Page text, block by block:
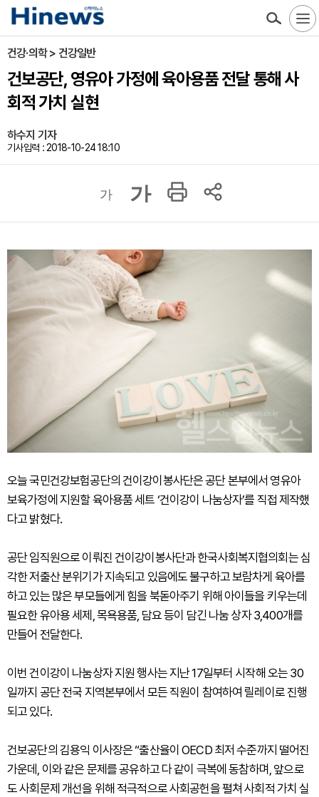
건강·의학 > 건강일반
건보공단, 영유아 가정에 육아용품 전달 통해 사
회적 가치 실현
하수지 기자
기사입력 : 2018-10-24 18:10
가 가
오늘 국민건강보험공단의 건이강이봉사단은 공단 본부에서 영유아
보육가정에 지원할 육아용품 세트 ‘건이강이 나눔상자’를 직접 제작했
다고 밝혔다.
공단 임직원으로 이뤄진 건이강이봉사단과 한국사회복지협의회는 심
각한 저출산 분위기가 지속되고 있음에도 불구하고 보람차게 육아를
하고 있는 많은 부모들에게 힘을 북돋아주기 위해 아이들을 키우는데
필요한 유아용 세제, 목욕용품, 담요 등이 담긴 나눔 상자 3,400개를
만들어 전달한다.
이번 건이강이 나눔상자 지원 행사는 지난 17일부터 시작해 오는 30
일까지 공단 전국 지역본부에서 모든 직원이 참여하여 릴레이로 진행
되고 있다.
건보공단의 김용익 이사장은 “출산율이 OECD 최저 수준까지 떨어진
가운데, 이와 같은 문제를 공유하고 다 같이 극복에 동참하며, 앞으로
도 사회문제 개선을 위해 적극적으로 사회공헌을 펼쳐 사회적 가치 실